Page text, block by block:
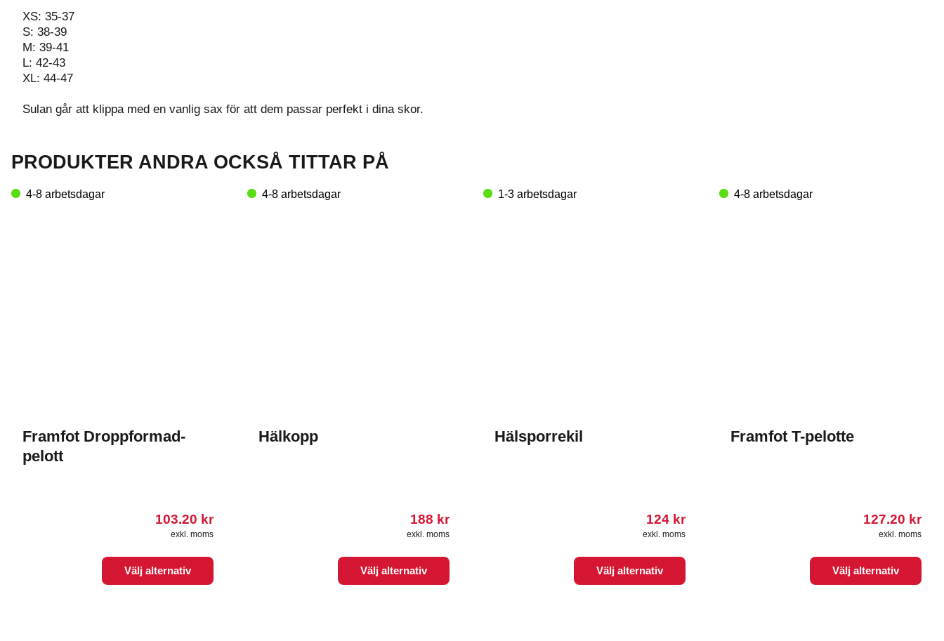
XS: 35-37
S: 38-39
M: 39-41
L: 42-43
XL: 44-47
Sulan går att klippa med en vanlig sax för att dem passar perfekt i dina skor.
PRODUKTER ANDRA OCKSÅ TITTAR PÅ
4-8 arbetsdagar
Framfot Droppformad-
pelott
103.20 kr
exkl. moms
Välj alternativ
4-8 arbetsdagar
Hälkopp
188 kr
exkl. moms
Välj alternativ
1-3 arbetsdagar
Hälsporrekil
124 kr
exkl. moms
Välj alternativ
4-8 arbetsdagar
Framfot T-pelotte
127.20 kr
exkl. moms
Välj alternativ